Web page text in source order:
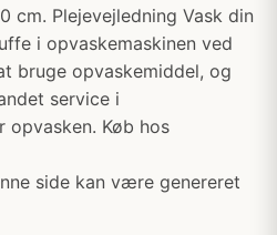
cm. Plejevejledning Vask din
i opvaskemaskinen ved
bruge opvaskemiddel, og
service i
opvasken. Køb hos
side kan være genereret